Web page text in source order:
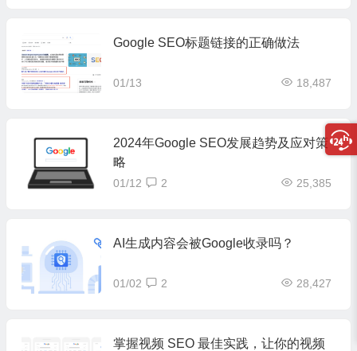
Google SEO标题链接的正确做法
01/13 18,487
2024年Google SEO发展趋势及应对策
略
01/12 25,385
2
AI生成内容会被Google收录吗？
01/02 28,427
2
掌握视频 SEO 最佳实践，让你的视频